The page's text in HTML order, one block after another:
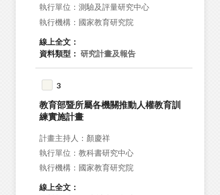
執行單位：測驗及評量研究中心
執行機構：國家教育研究院
線上全文：
資料類型：
研究計畫及報告
3
教育部暨所屬各機關推動人權教育訓
練實施計畫
計畫主持人：顏慶祥
執行單位：教科書研究中心
執行機構：國家教育研究院
線上全文：